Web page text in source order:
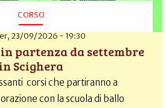
CORSO
23/09/2026 - 19:30
partenza da settembre
in Scighera
corsi che partiranno a
con la scuola di ballo